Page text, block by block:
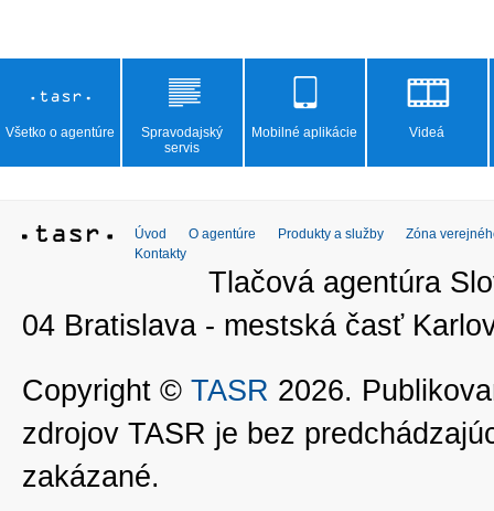
Všetko o agentúre
Spravodajský
servis
Mobilné aplikácie Videá
Úvod O agentúre Produkty a služby
Zóna
Kontakty
Tlačová agentúra
04 Bratislava - mestská časť
Copyright © TASR 2026.
zdrojov TASR je bez
zakázané.